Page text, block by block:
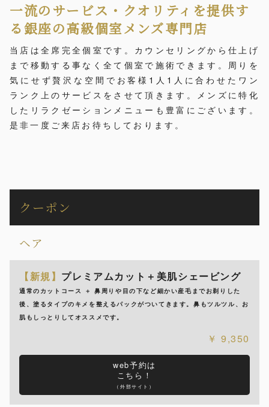
一流のサービス・クオリティを提供す
る銀座の高級個室メンズ専門店
当店は全席完全個室です。カウンセリングから仕上げ
まで移動する事なく全て個室で施術できます。周りを
気にせず贅沢な空間でお客様1人1人に合わせたワン
ランク上のサービスをさせて頂きます。メンズに特化
したリラクゼーションメニューも豊富にございます。
是非一度ご来店お待ちしております。
クーポン
ヘア
【新規】 プレミアムカット＋美肌シェービング
通常のカットコース ＋ 鼻周りや目の下など細かい産毛までお剃りした
後、塗るタイプのキメを整えるパックがついてきます。鼻もツルツル、お
肌もしっとりしてオススメです。
9,350
web予約は
こちら！
（外部サイト）